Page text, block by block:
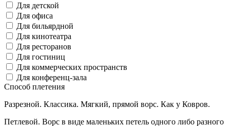
Для детской
Для офиса
Для бильярдной
Для кинотеатра
Для ресторанов
Для гостиниц
Для коммерческих пространств
Для конференц-зала
Способ плетения
Разрезной. Классика. Мягкий, прямой ворс. Как у Ковров.
Петлевой. Ворс в виде маленьких петель одного либо разного